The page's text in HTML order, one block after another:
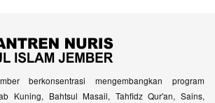
berkonsentrasi mengembangkan program
Kuning, Bahtsul Masail, Tahfidz Qur'an, Sains,